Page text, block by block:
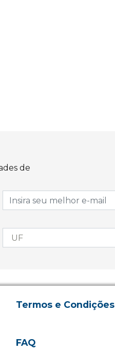
de
Termos e Condições
FAQ